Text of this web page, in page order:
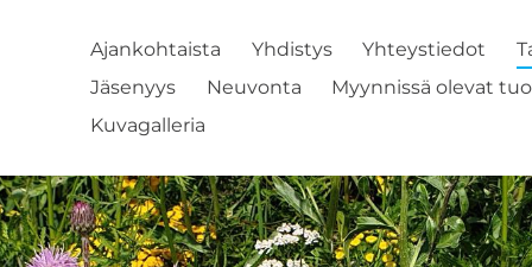
Ajankohtaista Yhdistys Yhteystiedot
Jäsenyys
Neuvonta Myynnissä olevat
Kuvagalleria